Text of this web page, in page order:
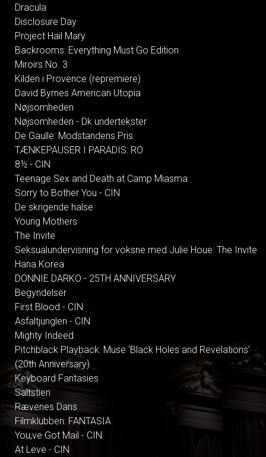
Dracula
Disclosure Day
Project Hail Mary
Backrooms: Everything Must Go Edition
Miroirs No. 3
Kilden i Provence (repremiere)
David Byrnes American Utopia
Nøjsomheden
Nøjsomheden - Dk undertekster
De Gaulle: Modstandens Pris
TÆNKEPAUSER I PARADIS: RO
8½ - CIN
Teenage Sex and Death at Camp Miasma
Sorry to Bother You - CIN
De skrigende halse
Young Mothers
The Invite
Seksualundervisning for voksne med Julie Houe: The Invite
Hana Korea
DONNIE DARKO - 25TH ANNIVERSARY
Begyndelser
First Blood - CIN
Asfaltjunglen - CIN
Mighty Indeed
Pitchblack Playback: Muse 'Black Holes and Revelations'
(20th Anniversary)
Keyboard Fantasies
Saltstien
Rævenes Dans
Filmklubben: FANTASIA
You,ve Got Mail - CIN
At Leve - CIN